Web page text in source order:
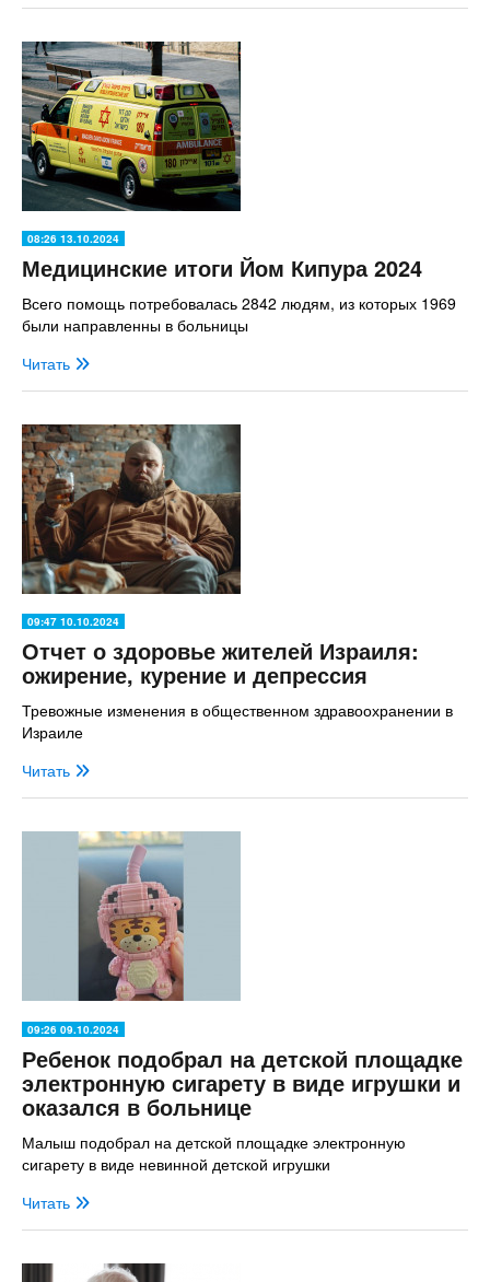
08:26 13.10.2024
Медицинские итоги Йом Кипура 2024
Всего помощь потребовалась 2842 людям, из которых 1969
были направленны в больницы
Читать
09:47 10.10.2024
Отчет о здоровье жителей Израиля:
ожирение, курение и депрессия
Тревожные изменения в общественном здравоохранении в
Израиле
Читать
09:26 09.10.2024
Ребенок подобрал на детской площадке
электронную сигарету в виде игрушки и
оказался в больнице
Малыш подобрал на детской площадке электронную
сигарету в виде невинной детской игрушки
Читать